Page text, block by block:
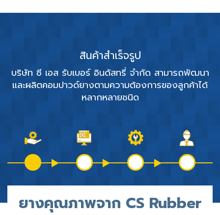
สินค้าสำเร็จรูป
บริษัท ซี เอส รับเบอร์ อินดัสทรี่ จำกัด สามารถพัฒนา
และผลิตคอมปาวด์ยางตามความต้องการของลูกค้าได้
หลากหลายชนิด
ยางคุณภาพจาก CS Rubber